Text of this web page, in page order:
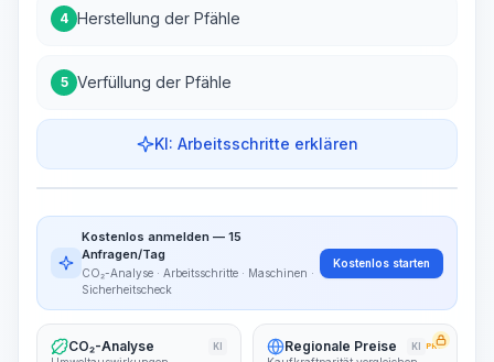
4 Herstellung der Pfähle
5 Verfüllung der Pfähle
KI: Arbeitsschritte erklären
Arbeitsschritte
~15-30 Sek.
Kostenlos anmelden — 15
Anfragen/Tag
CO₂-Analyse · Arbeitsschritte · Maschinen ·
Sicherheitscheck
Kostenlos starten
CO₂-Analyse KI Regionale Preise KI PRO